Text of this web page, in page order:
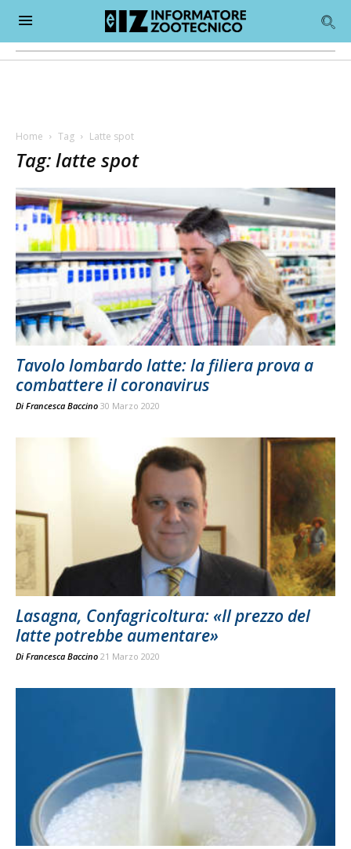
Home Tag Latte spot
Tag: latte spot
Tavolo lombardo latte: la filiera prova a
combattere il coronavirus
Di Francesca Baccino 30 Marzo 2020
Lasagna, Confagricoltura: «Il prezzo del
latte potrebbe aumentare»
Di Francesca Baccino 21 Marzo 2020